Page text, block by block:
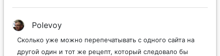
Polevoy
Сколько уже можно перепечатывать с одного сайта на
другой один и тот же рецепт, который следовало бы